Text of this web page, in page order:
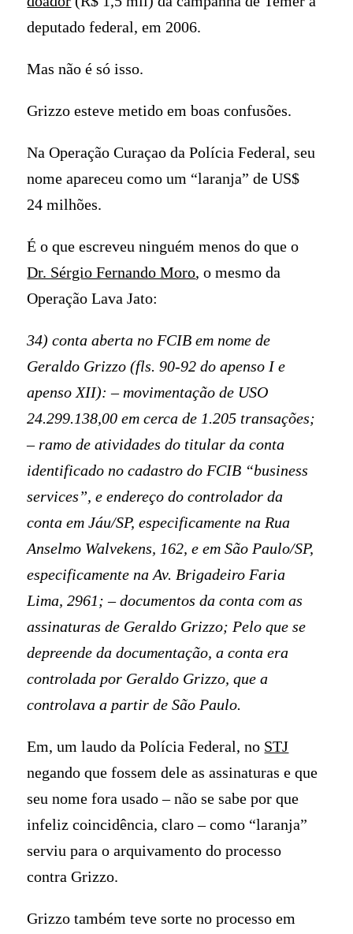
deputado federal, em 2006.
Mas não é só isso.
Grizzo esteve metido em boas confusões.
Na Operação Curaçao da Polícia Federal, seu
nome apareceu como um “laranja” de US$
24 milhões.
É o que escreveu ninguém menos do que o
Dr. Sérgio Fernando Moro, o mesmo da
Operação Lava Jato:
34) conta aberta no FCIB em nome de
Geraldo Grizzo (fls. 90-92 do apenso I e
apenso XII): – movimentação de USO
24.299.138,00 em cerca de 1.205 transações;
– ramo de atividades do titular da conta
identificado no cadastro do FCIB “business
services”, e endereço do controlador da
conta em Jáu/SP, especificamente na Rua
Anselmo Walvekens, 162, e em São Paulo/SP,
especificamente na Av. Brigadeiro Faria
Lima, 2961; – documentos da conta com as
assinaturas de Geraldo Grizzo; Pelo que se
depreende da documentação, a conta era
controlada por Geraldo Grizzo, que a
controlava a partir de São Paulo.
Em, um laudo da Polícia Federal, no STJ
negando que fossem dele as assinaturas e que
seu nome fora usado – não se sabe por que
infeliz coincidência, claro – como “laranja”
serviu para o arquivamento do processo
contra Grizzo.
Grizzo também teve sorte no processo em